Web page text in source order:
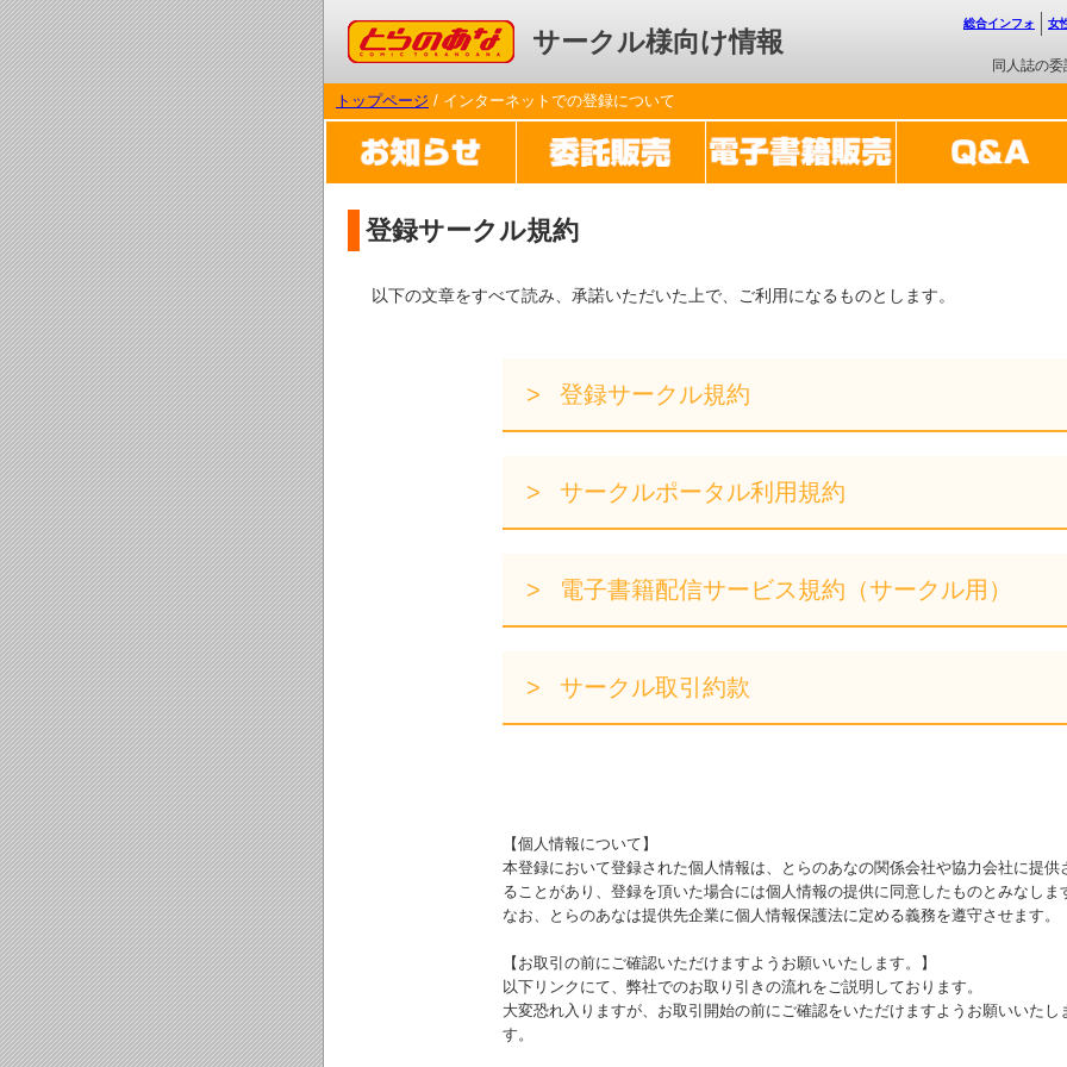
コミックとらのあな サークル様向け情報
同人誌の委
総合インフォ 女
トップページ / インターネットでの登録について
登録サークル規約
以下の文章をすべて読み、承諾いただいた上で、ご利用になるものとします。
登録サークル規約
サークルポータル利用規約
電子書籍配信サービス規約（サークル用）
サークル取引約款
【個人情報について】
本登録において登録された個人情報は、とらのあなの関係会社や協力会社に提供
ることがあり、登録を頂いた場合には個人情報の提供に同意したものとみなしま
なお、とらのあなは提供先企業に個人情報保護法に定める義務を遵守させます。
【お取引の前にご確認いただけますようお願いいたします。】
以下リンクにて、弊社でのお取り引きの流れをご説明しております。
大変恐れ入りますが、お取引開始の前にご確認をいただけますようお願いいたし
す。